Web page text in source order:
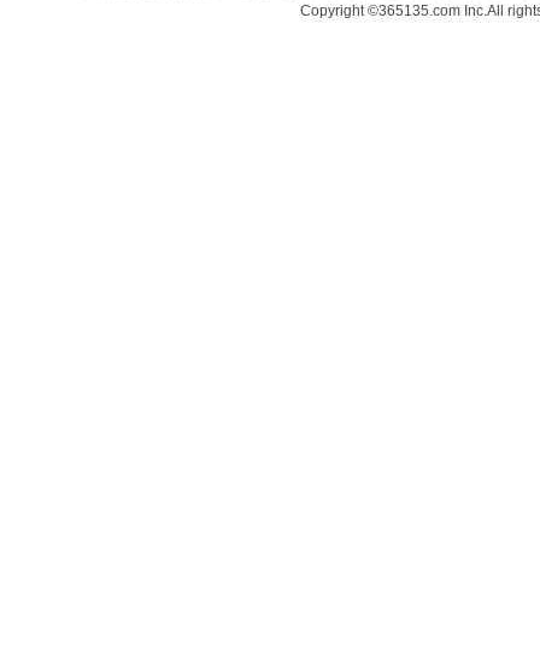
Copyright ©365135.com Inc.All